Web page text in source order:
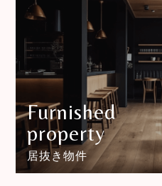
Furnished
property
居抜き物件